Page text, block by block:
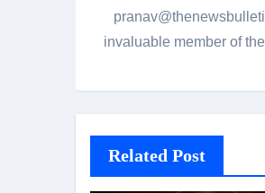
invaluable member of
Related Post